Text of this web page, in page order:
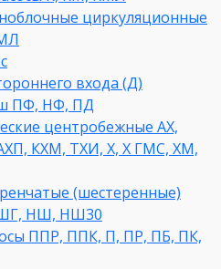
циркуляционные
входа (Д)
ПФ, НФ, ПД
центробежные АХ,
КХМ, ТХИ, Х, Х ГМС, ХМ,
(шестеренные)
НШ, НШ30
ППР, ППК, П, ПР, ПБ, ПК,